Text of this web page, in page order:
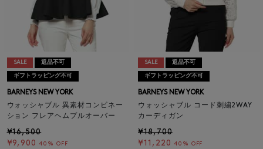
SALE 返品不可
ギフトラッピング不可
BARNEYS NEW YORK
ウォッシャブル 異素材コンビネー
ション フレアヘムプルオーバー
¥16,500
¥9,900 40% OFF
SALE 返品不可
ギフトラッピング不可
BARNEYS NEW YORK
ウォッシャブル コード刺繍2WAY
カーディガン
¥18,700
¥11,220 40% OFF